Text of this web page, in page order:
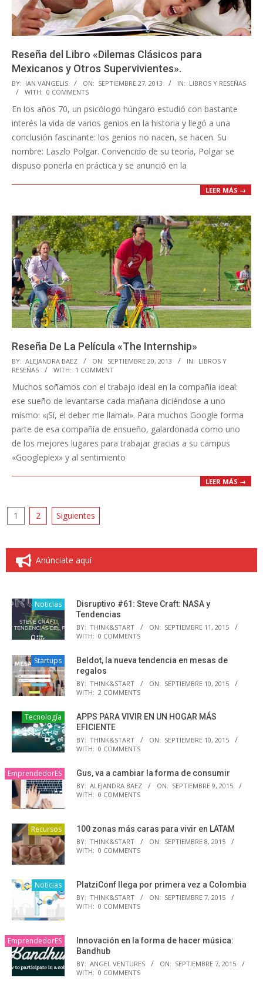
Reseña del Libro «Dilemas Clásicos para
Mexicanos y Otros Supervivientes».
2013-
09-
27
BY: IAN VANGELIS ON: SEPTIEMBRE 27, 2013 IN: LIBROS Y RESEÑAS
WITH: 0 COMMENTS
En los años 70, un psicólogo húngaro estudió con bastante
interés la vida de varios genios en la historia y llegó a una
conclusión fascinante: los genios no nacen, se hacen. Su
nombre: Laszlo Polgar. Convencido de su teoría, Polgar se
dispuso ponerla en práctica y se anunció en la
LEER MÁS →
Reseña De La Película «The Internship»
2013-
09-
20
BY: ALEJANDRA BAEZ ON: SEPTIEMBRE 20, 2013 IN: LIBROS Y
RESEÑAS
WITH: 1 COMMENT
Muchos soñamos con el trabajo ideal en la compañía ideal:
ese sueño de levantarse cada mañana diciéndose a uno
mismo: «¡Sí, el deber me llama!». Para muchos Google forma
parte de esa compañía de ensueño, galardonada como uno
de los mejores lugares para trabajar gracias a su campus
«Googleplex» y al sentimiento
LEER MÁS →
Paginación
entradas
1 2 Siguientes
Anúnciate aquí
Noticias
Disruptivo #61: Steve Craft: NASA y
Tendencias
BY: THINK&START ON: SEPTIEMBRE 11, 2015
WITH: 0 COMMENTS
Startups
Beldot, la nueva tendencia en mesas de
regalos
BY: THINK&START ON: SEPTIEMBRE 10, 2015
WITH: 2 COMMENTS
Tecnología
APPS PARA VIVIR EN UN HOGAR MÁS
EFICIENTE
BY: THINK&START ON: SEPTIEMBRE 10, 2015
WITH: 0 COMMENTS
EmprendedorES Gus, va a cambiar la forma de consumir
BY: ALEJANDRA BAEZ ON: SEPTIEMBRE 9, 2015
WITH: 0 COMMENTS
Recursos 100 zonas más caras para vivir en LATAM
BY: THINK&START ON: SEPTIEMBRE 8, 2015
WITH: 0 COMMENTS
Noticias PlatziConf llega por primera vez a Colombia
BY: THINK&START ON: SEPTIEMBRE 7, 2015
WITH: 0 COMMENTS
EmprendedorES
Innovación en la forma de hacer música:
Bandhub
BY: ANGEL VENTURES ON: SEPTIEMBRE 7, 2015
WITH: 0 COMMENTS